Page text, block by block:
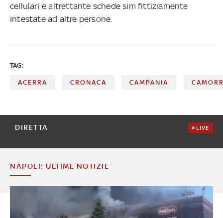
cellulari e altrettante schede sim fittiziamente
intestate ad altre persone.
TAG:
ACERRA CRONACA CAMPANIA
DIRETTA LIVE
NAPOLI: ULTIME NOTIZIE